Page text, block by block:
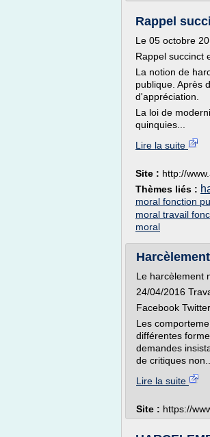
Rappel
Le 05 octobre
Rappel succinct
La notion de
publique. Après
d'appréciation.
La loi de
quinquies...
Lire la suite
Site : http://
Thèmes liés :
moral fonction
moral travail
moral
Le harcèlement
24/04/2016
Facebook
Les
différentes
demandes
de critiques non...
Lire la suite
Site : https://